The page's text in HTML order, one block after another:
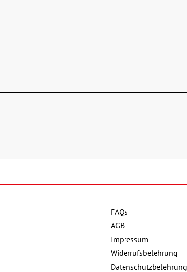
FAQs
AGB
Impressum
Widerrufsbelehrung
Datenschutzbelehrung